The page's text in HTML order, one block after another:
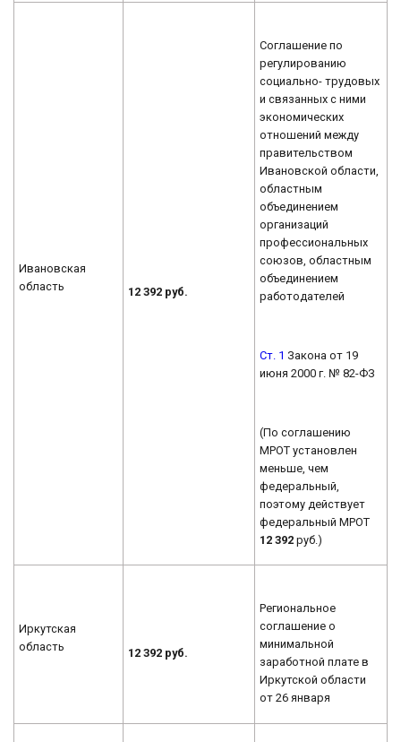
Ивановская
область
12 392 руб.
Соглашение по
регулированию
социально- трудовых
и связанных с ними
экономических
отношений между
правительством
Ивановской области,
областным
объединением
организаций
профессиональных
союзов, областным
объединением
работодателей
Ст. 1 Закона от 19
июня 2000 г. № 82-ФЗ
(По соглашению
МРОТ установлен
меньше, чем
федеральный,
поэтому действует
федеральный МРОТ
12 392 руб.)
Иркутская
область
12 392 руб.
Региональное
соглашение о
минимальной
заработной плате в
Иркутской области
от 26 января